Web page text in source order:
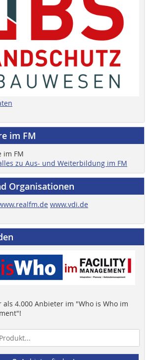
im FM
zu Aus- und Weiterbildung im FM
Organisationen
www.vdi.de
als 4.000 Anbieter im "Who is Who im